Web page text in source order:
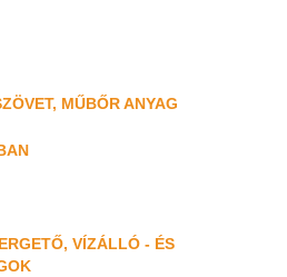
MŰBŐR ANYAG
VÍZÁLLÓ - ÉS